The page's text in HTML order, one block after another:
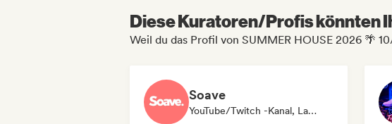
Diese Kuratoren/Profis könnten
Weil du das Profil von SUMMER HOUSE 2026 🌴
Soave
YouTube/Twitch -Kanal, Label, Playlist-Kurator